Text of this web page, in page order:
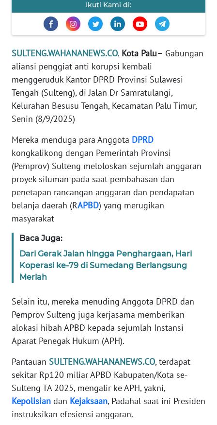
Ikuti Kami di:
SULTENG.WAHANANEWS.CO, Kota Palu– Gabungan
aliansi penggiat anti korupsi kembali
menggeruduk Kantor DPRD Provinsi Sulawesi
Tengah (Sulteng), di Jalan Dr Samratulangi,
Kelurahan Besusu Tengah, Kecamatan Palu Timur,
Senin (8/9/2025)
Mereka menduga para Anggota DPRD
kongkalikong dengan Pemerintah Provinsi
(Pemprov) Sulteng meloloskan sejumlah anggaran
proyek siluman pada saat pembahasan dan
penetapan rancangan anggaran dan pendapatan
belanja daerah (RAPBD) yang merugikan
masyarakat
Baca Juga:
Dari Gerak Jalan hingga Penghargaan, Hari
Koperasi ke-79 di Sumedang Berlangsung
Meriah
Selain itu, mereka menuding Anggota DPRD dan
Pemprov Sulteng juga kerjasama memberikan
alokasi hibah APBD kepada sejumlah Instansi
Aparat Penegak Hukum (APH).
Pantauan SULTENG.WAHANANEWS.CO, terdapat
sekitar Rp120 miliar APBD Kabupaten/Kota se-
Sulteng TA 2025, mengalir ke APH, yakni,
Kepolisian dan Kejaksaan, Padahal saat ini Presiden
instruksikan efesiensi anggaran.
KARIR
Wahana
News
Regional
SUMUT
WN
JAKARTA
WN
JABAR
WN
WN
KEPRI
WN
WN
PAPUA
BARAT